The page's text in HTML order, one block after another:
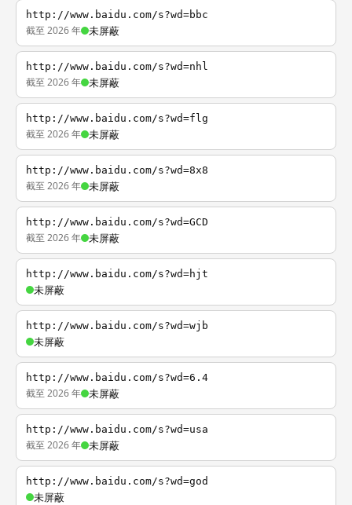
http://www.baidu.com/s?wd=bbc
截至 2026 年 未屏蔽
http://www.baidu.com/s?wd=nhl
截至 2026 年 未屏蔽
http://www.baidu.com/s?wd=flg
截至 2026 年 未屏蔽
http://www.baidu.com/s?wd=8x8
截至 2026 年 未屏蔽
http://www.baidu.com/s?wd=GCD
截至 2026 年 未屏蔽
http://www.baidu.com/s?wd=hjt
未屏蔽
http://www.baidu.com/s?wd=wjb
未屏蔽
http://www.baidu.com/s?wd=6.4
截至 2026 年 未屏蔽
http://www.baidu.com/s?wd=usa
截至 2026 年 未屏蔽
http://www.baidu.com/s?wd=god
未屏蔽